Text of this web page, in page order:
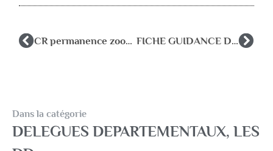
CR permanence zoom 5 avril 23 FICHE GUIDANCE DD OUVERTURE DE COMPTE
Dans la catégorie
DELEGUES DEPARTEMENTAUX, LES